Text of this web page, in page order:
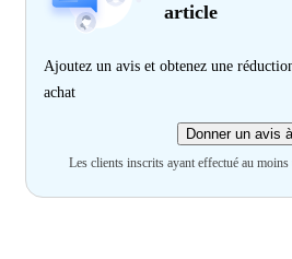
article
Ajoutez un avis et obtenez une
achat
Donner un avis
Les clients inscrits ayant effectué au